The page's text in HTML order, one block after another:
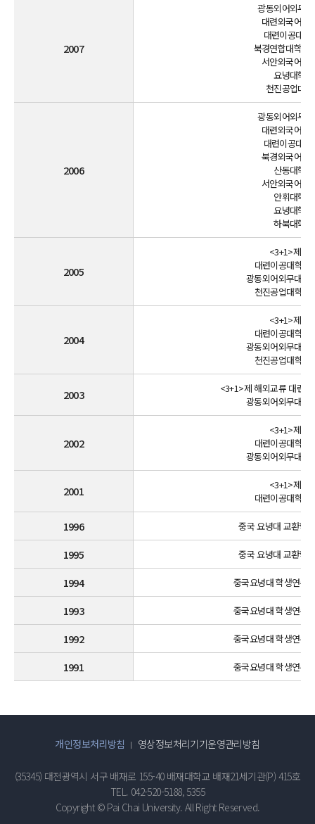
2007
광동외어외무
대련외국어대
대련이공대학
북경연합대학여
서안외국어대
요녕대학
천진공업대
2006
광동외어외무
대련외국어대
대련이공대학
북경외국어대
산동대학
서안외국어대
안휘대학
요녕대학
하북대학
2005
<3+1>제 해
대련이공대학교
광동외어외무대학
천진공업대학교
2004
<3+1>제 해
대련이공대학교
광동외어외무대학
천진공업대학교
2003
<3+1>제 해외교류 대련
광동외어외무대학
2002
<3+1>제 해
대련이공대학교
광동외어외무대학
2001
<3+1>제 해
대련이공대학교
1996 중국 요녕대 교환학
1995 중국 요녕대 교환학
1994 중국요녕대 학생연수
1993 중국요녕대 학생연수
1992 중국요녕대 학생연수
1991 중국요녕대 학생연수
개인정보처리방침 영상정보처리기기운영관리방침
(35345) 대전광역시 서구 배재로 155-40 배재대학교 배재21세기관(P) 415호
TEL. 042-520-5188, 5355
Copyright © Pai Chai University. All Right Reserved.